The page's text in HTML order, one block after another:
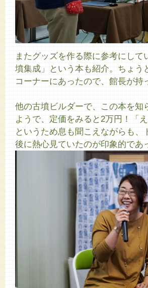
またグッズを作る際に参考にして
墳集成」という本も紹介。ちょう
コーナーにあったので、館長が
他の古墳ビルダーで、この本を知
ようで、定価をみると2万円！「え
というため息も聞こえながらも、
後に熱心見ていたのが印象的であ